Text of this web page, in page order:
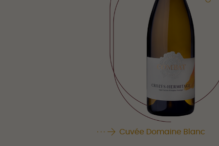
Cuvée Domaine Blanc